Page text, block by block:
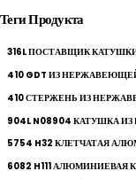
Теги Продукта
316L ПОСТАВЩИК
410 GDT ИЗ
410 СТЕРЖЕНЬ ИЗ
904L N08904 КАТУШКА
5754 H32 КЛЕТЧАТАЯ
6082 H111 АЛЮМИНИЕВАЯ